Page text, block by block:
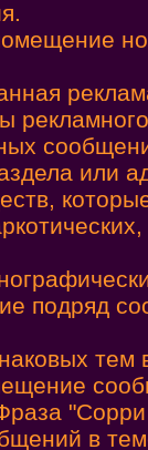
или
подряд
тем
в